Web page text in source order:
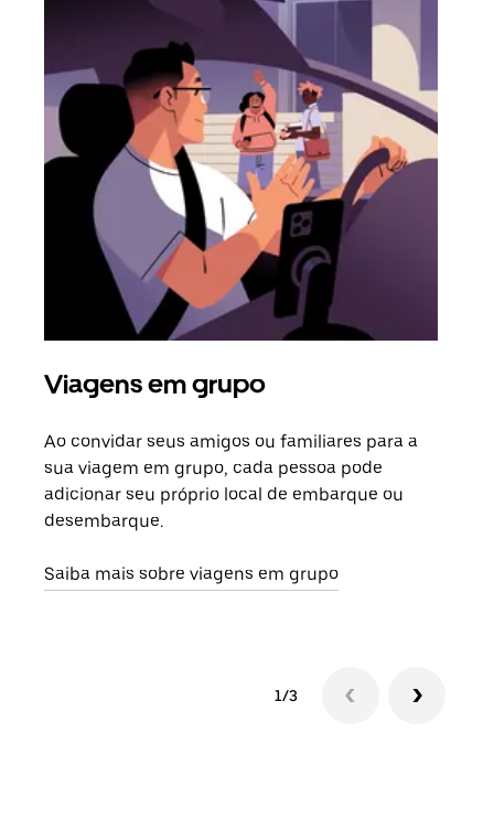
Viagens em grupo
Ao convidar seus amigos ou familiares para a
sua viagem em grupo, cada pessoa pode
adicionar seu próprio local de embarque ou
desembarque.
Saiba mais sobre viagens em grupo
1/3